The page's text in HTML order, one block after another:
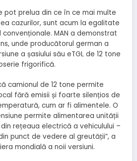
pot prelua din ce în ce mai multe
cazurilor, sunt acum la egalitate
MAN a demonstrat
unde producătorul german a
a șasiului său eTGL de 12 tone
frigorifică.
camionul de 12 tone permite
fără emisii și foarte silențios de
cum ar fi alimentele. O
permite alimentarea unității
rețeaua electrică a vehiculului –
punct de vedere al greutății”, a
mondială a noii versiuni.